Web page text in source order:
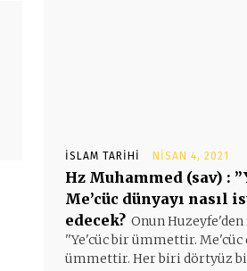
İSLAM TARIHI NISAN 4, 2021
Hz Muhammed (sav) :
Me’cüc dünyayı nasıl
edecek? Onun
''Ye'cüc bir ümmettir. Me'cüc
ümmettir. Her biri dörtyüz